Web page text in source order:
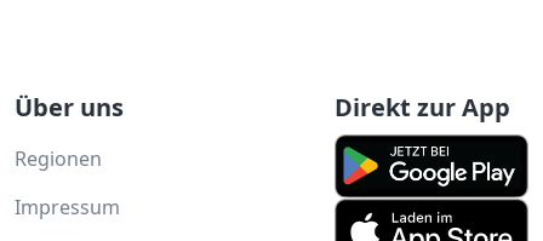
Über uns
Regionen
Impressum
Direkt zur App